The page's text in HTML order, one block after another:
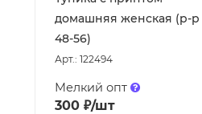
домашняя женская (р-р
48-56)
Арт.: 122494
Мелкий опт
300₽/шт